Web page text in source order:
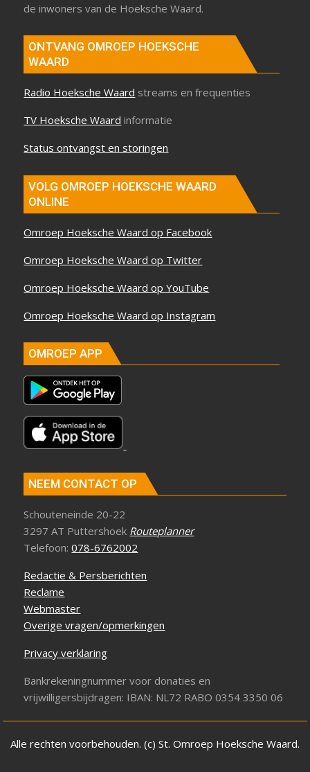
de inwoners van de Hoeksche Waard.
ONTVANG OMROEP HOEKSCHE
WAARD
Radio Hoeksche Waard streams en frequenties
TV Hoeksche Waard informatie
Status ontvangst en storingen
VOLG OMROEP HOEKSCHE WAARD
ONLINE
Omroep Hoeksche Waard op Facebook
Omroep Hoeksche Waard op Twitter
Omroep Hoeksche Waard op YouTube
Omroep Hoeksche Waard op Instagram
OMROEP APP
NEEM CONTACT OP
Schouteneinde 20-22
3297 AT Puttershoek Routeplanner
Telefoon:078-6762002
Redactie & Persberichten
Reclame
Webmaster
Overige vragen/opmerkingen
Privacy verklaring
Bankrekeningnummer voor donaties en
vrijwilligersbijdragen: IBAN: NL72 RABO 0354 3350 06
Alle rechten voorbehouden. (c) St. Omroep Hoeksche Waard.